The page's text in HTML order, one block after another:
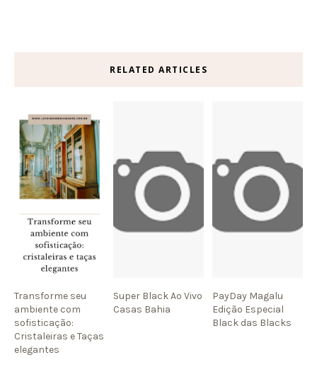
RELATED ARTICLES
Transforme seu
ambiente com
sofisticação:
Cristaleiras e Taças
elegantes
Super Black Ao Vivo
Casas Bahia
PayDay Magalu
Edição Especial
Black das Blacks